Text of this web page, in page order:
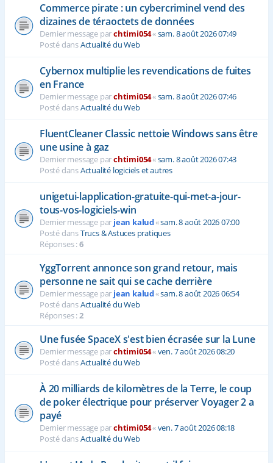
Commerce pirate : un cybercriminel vend des
dizaines de téraoctets de données
Dernier message parchtimi054«sam. 8 août 2026 07:49
Posté dansActualité du Web
Cybernox multiplie les revendications de fuites
en France
Dernier message parchtimi054«sam. 8 août 2026 07:46
Posté dansActualité du Web
FluentCleaner Classic nettoie Windows sans être
une usine à gaz
Dernier message parchtimi054«sam. 8 août 2026 07:43
Posté dansActualité logiciels et autres
unigetui-lapplication-gratuite-qui-met-a-jour-
tous-vos-logiciels-win
Dernier message par jean kalud«sam. 8 août 2026 07:00
Posté dansTrucs & Astuces pratiques
Réponses :6
YggTorrent annonce son grand retour, mais
personne ne sait qui se cache derrière
Dernier message par jean kalud«sam. 8 août 2026 06:54
Posté dansActualité du Web
Réponses :2
Une fusée SpaceX s'est bien écrasée sur la Lune
Dernier message parchtimi054«ven. 7 août 2026 08:20
Posté dansActualité du Web
À 20 milliards de kilomètres de la Terre, le coup
de poker électrique pour préserver Voyager 2 a
payé
Dernier message parchtimi054«ven. 7 août 2026 08:18
Posté dansActualité du Web